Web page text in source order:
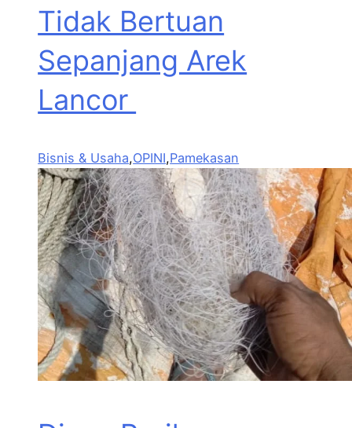
Tidak Bertuan
Sepanjang Arek
Lancor
Bisnis & Usaha,OPINI,Pamekasan